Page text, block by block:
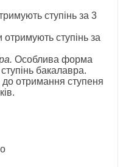
ступінь за 3
отримують ступінь за
Особлива форма
бакалавра.
до отримання ступеня